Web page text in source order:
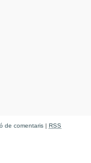
de comentaris | RSS